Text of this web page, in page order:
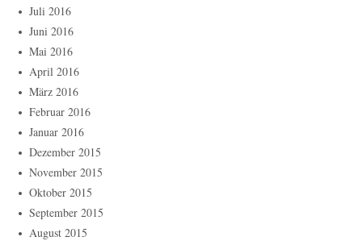
Juli 2016
Juni 2016
Mai 2016
April 2016
März 2016
Februar 2016
Januar 2016
Dezember 2015
November 2015
Oktober 2015
September 2015
August 2015